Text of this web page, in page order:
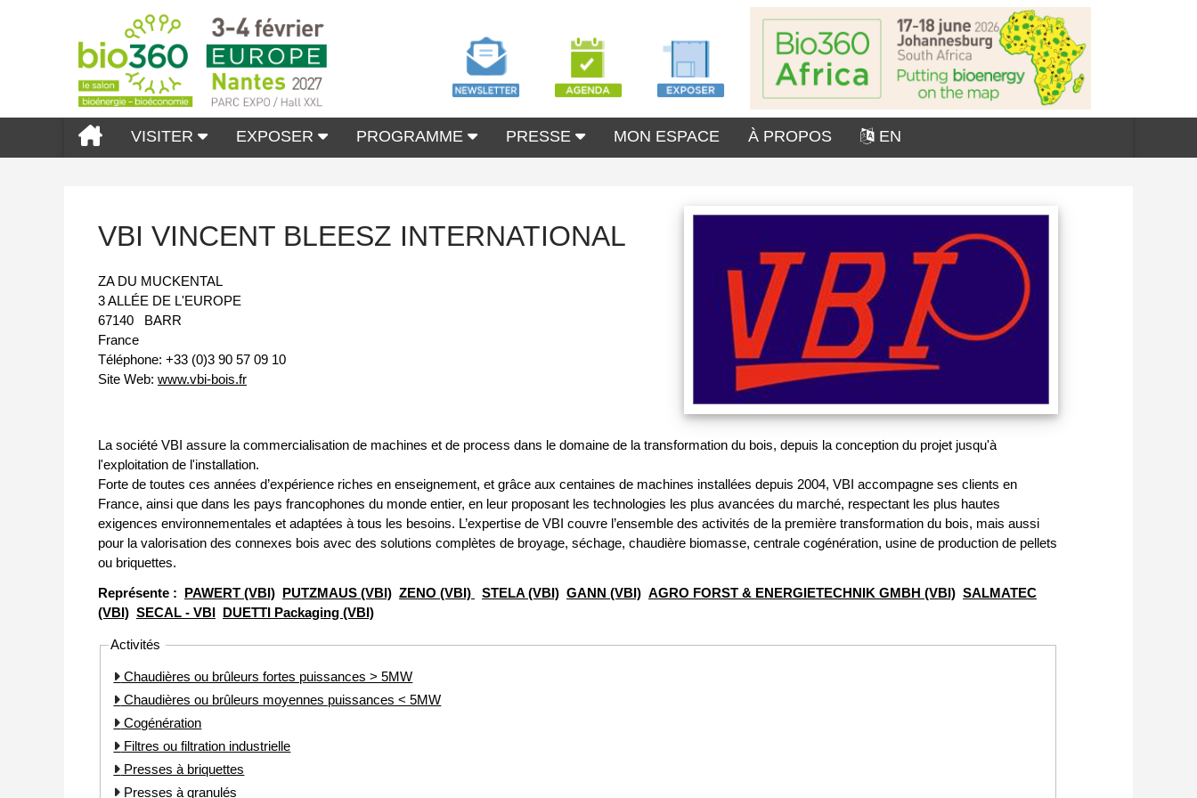
VISITER EXPOSER PROGRAMME PRESSE MON ESPACE À PROPOS EN
VBI VINCENT BLEESZ INTERNATIONAL
ZA DU MUCKENTAL
3 ALLÉE DE L'EUROPE
67140
BARR
France
Téléphone: +33 (0)3 90 57 09 10
Site Web: www.vbi-bois.fr
La société VBI assure la commercialisation de machines et de process dans le domaine de la transformation du bois, depuis la conception du projet jusqu'à
l'exploitation de l'installation.
Forte de toutes ces années d’expérience riches en enseignement, et grâce aux centaines de machines installées depuis 2004, VBI accompagne ses clients en
France, ainsi que dans les pays francophones du monde entier, en leur proposant les technologies les plus avancées du marché, respectant les plus hautes
exigences environnementales et adaptées à tous les besoins. L’expertise de VBI couvre l’ensemble des activités de la première transformation du bois, mais aussi
pour la valorisation des connexes bois avec des solutions complètes de broyage, séchage, chaudière biomasse, centrale cogénération, usine de production de pellets
ou briquettes.
Représente : PAWERT (VBI) PUTZMAUS (VBI) ZENO (VBI) STELA (VBI) GANN (VBI) AGRO FORST & ENERGIETECHNIK GMBH (VBI) SALMATEC
(VBI) SECAL - VBI DUETTI Packaging (VBI)
Activités
Chaudières ou brûleurs fortes puissances > 5MW
Chaudières ou brûleurs moyennes puissances < 5MW
Cogénération
Filtres ou filtration industrielle
Presses à briquettes
Presses à granulés